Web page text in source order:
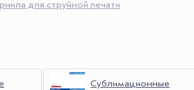
для струйной печати
Сублимационные